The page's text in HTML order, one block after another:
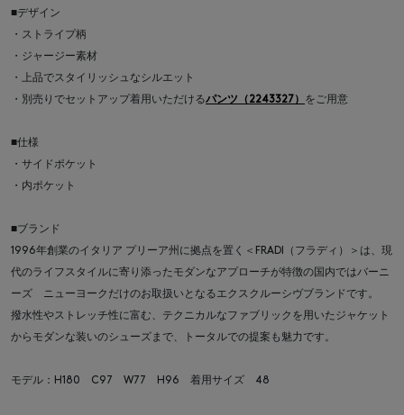
■デザイン
・ストライプ柄
・ジャージー素材
・上品でスタイリッシュなシルエット
・別売りでセットアップ着用いただけるパンツ（2243327） をご用意
■仕様
・サイドポケット
・内ポケット
■ブランド
1996年創業のイタリア プリーア州に拠点を置く＜FRADI（フラディ）＞は、現
代のライフスタイルに寄り添ったモダンなアプローチが特徴の国内ではバーニ
ーズ ニューヨークだけのお取扱いとなるエクスクルーシヴブランドです。
撥水性やストレッチ性に富む、テクニカルなファブリックを用いたジャケット
からモダンな装いのシューズまで、トータルでの提案も魅力です。
モデル：H180 C97 W77 H96 着用サイズ 48